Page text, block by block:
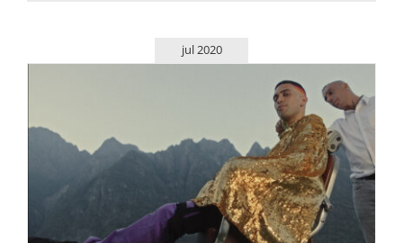
jul 2020
Mahmood donosi vreli video za pesmu „Dorado“
Zvezde